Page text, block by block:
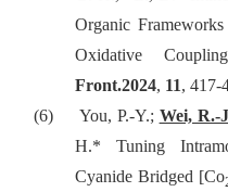
Organic
Oxidative
Front.2024, 11, 417-
(6)
You, P.-Y.; Wei, R.-
H.* Tuning
Cyanide Bridged [Co